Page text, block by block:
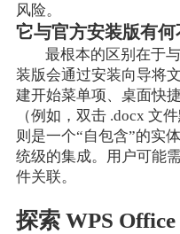
风险。
它与官方安装版有何
最根本的区别在于
装版会通过安装向导将
建开始菜单项、桌面快
（例如，双击 .docx 文
则是一个“自包含”的实
统级的集成。用户可能
件关联。
探索 WPS